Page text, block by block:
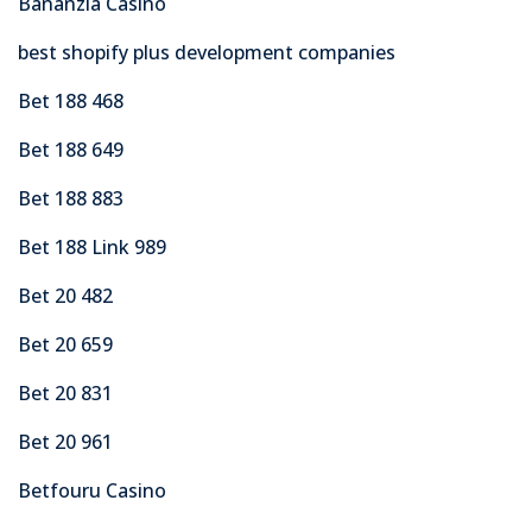
best shopify plus development companies
Bet 188 468
Bet 188 649
Bet 188 883
Bet 188 Link 989
Bet 20 482
Bet 20 659
Bet 20 831
Bet 20 961
Betfouru Casino